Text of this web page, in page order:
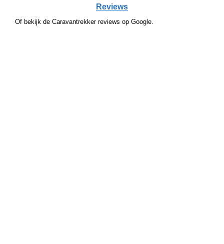
Reviews
Of bekijk de Caravantrekker reviews op Google.